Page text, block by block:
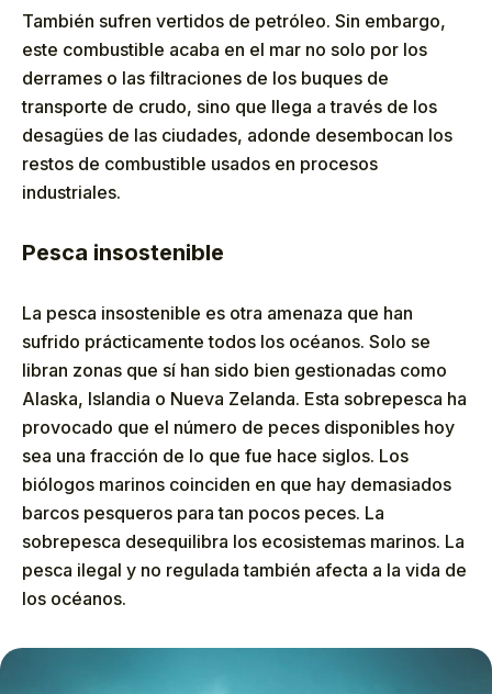
También sufren vertidos de petróleo. Sin embargo,
este combustible acaba en el mar no solo por los
derrames o las filtraciones de los buques de
transporte de crudo, sino que llega a través de los
desagües de las ciudades, adonde desembocan los
restos de combustible usados en procesos
industriales.
Pesca insostenible
La pesca insostenible es otra amenaza que han
sufrido prácticamente todos los océanos. Solo se
libran zonas que sí han sido bien gestionadas como
Alaska, Islandia o Nueva Zelanda. Esta sobrepesca ha
provocado que el número de peces disponibles hoy
sea una fracción de lo que fue hace siglos. Los
biólogos marinos coinciden en que hay demasiados
barcos pesqueros para tan pocos peces. La
sobrepesca desequilibra los ecosistemas marinos. La
pesca ilegal y no regulada también afecta a la vida de
los océanos.